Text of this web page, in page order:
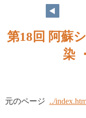
第18回 阿蘇
染
元のページ ../